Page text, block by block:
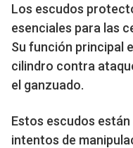
Los escudos
esenciales para las
Su función principal
cilindro contra
el ganzuado.
Estos escudos
intentos de